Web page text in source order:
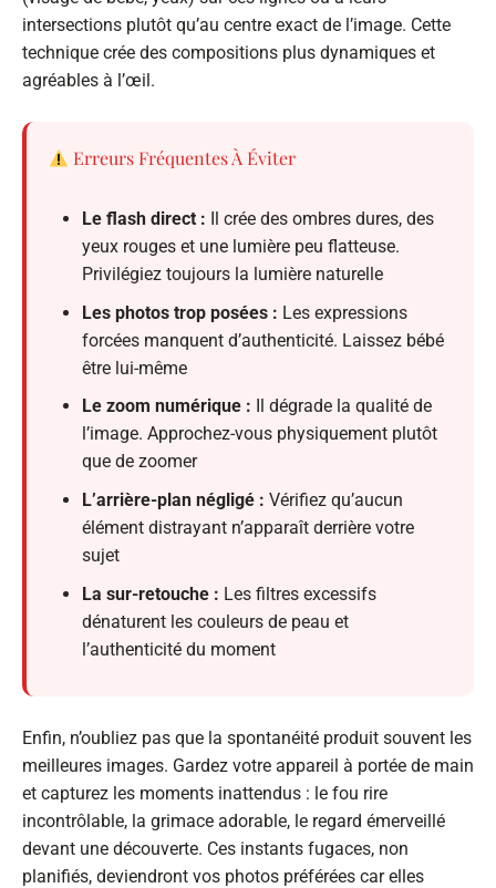
intersections plutôt qu’au centre exact de l’image. Cette
technique crée des compositions plus dynamiques et
agréables à l’œil.
Erreurs Fréquentes À Éviter
Le flash direct : Il crée des ombres dures, des
yeux rouges et une lumière peu flatteuse.
Privilégiez toujours la lumière naturelle
Les photos trop posées : Les expressions
forcées manquent d’authenticité. Laissez bébé
être lui-même
Le zoom numérique : Il dégrade la qualité de
l’image. Approchez-vous physiquement plutôt
que de zoomer
L’arrière-plan négligé : Vérifiez qu’aucun
élément distrayant n’apparaît derrière votre
sujet
La sur-retouche : Les filtres excessifs
dénaturent les couleurs de peau et
l’authenticité du moment
Enfin, n’oubliez pas que la spontanéité produit souvent les
meilleures images. Gardez votre appareil à portée de main
et capturez les moments inattendus : le fou rire
incontrôlable, la grimace adorable, le regard émerveillé
devant une découverte. Ces instants fugaces, non
planifiés, deviendront vos photos préférées car elles